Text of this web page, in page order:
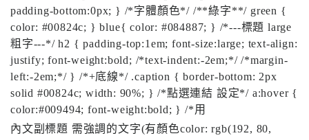
醫
療
服
務
就
padding-bottom:0px; } /*字體顏色*/ /**綠字**/ green {
color: #00824c; } blue{ color: #084887; } /*---標題 large
粗字---*/ h2 { padding-top:1em; font-size:large; text-align:
justify; font-weight:bold; /*text-indent:-2em;*/ /*margin-
left:-2em;*/ } /*+底線*/ .caption { border-bottom: 2px
solid #00824c; width: 90%; } /*點選連結 設定*/ a:hover {
color:#009494; font-weight:bold; } /*用
內文副標題 需強調的文字(有顏色color: rgb(192, 80,